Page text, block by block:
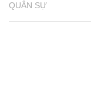
QUÂN SỰ